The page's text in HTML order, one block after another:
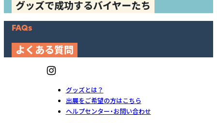
グッズで成功するバイヤーたち
FAQs
よくある質問
グッズとは？
出展をご希望の方はこちら
ヘルプセンター・お問い合わせ